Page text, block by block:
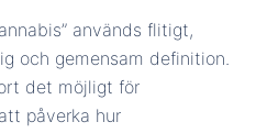
används flitigt,
och gemensam definition.
det möjligt för
påverka hur